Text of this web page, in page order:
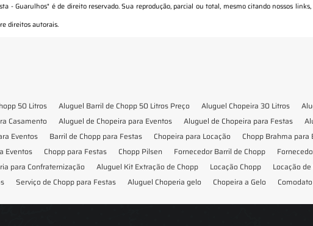
- Guarulhos" é de direito reservado. Sua reprodução, parcial ou total, mesmo citando nossos
direitos autorais.
50 Litros Aluguel Barril de Chopp 50 Litros Preço Aluguel Chopeira 30 Litros
Casamento Aluguel de Chopeira para Eventos Aluguel de Chopeira para Festas
Eventos Barril de Chopp para Festas Chopeira para Locação Chopp Brahma para
Eventos Chopp para Festas Chopp Pilsen Fornecedor Barril de Chopp
para Confraternização Aluguel Kit Extração de Chopp Locação Chopp Locação
Serviço de Chopp para Festas Aluguel Choperia gelo Chopeira a Gelo